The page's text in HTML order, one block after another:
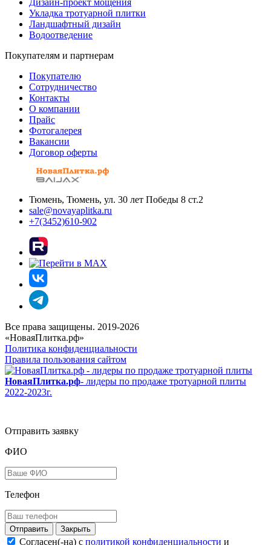
Дизайн-проект мощения
Укладка тротуарной плитки
Ландшафтный дизайн
Водоотведение
Покупателям и партнерам
Покупателю
Сотрудничество
Контакты
О компании
Прайс
Фотогалерея
Вакансии
Договор оферты
Тюмень, Тюмень, ул. 30 лет Победы 8 ст.2
sale@novayaplitka.ru
+7(3452)610-902
Все права защищены. 2019-2026
«НоваяПлитка.рф»
Политика конфиденциальности
Правила пользования сайтом
НоваяПлитка.рф- лидеры по продаже тротуарной плиты
2022-2023г.
Отправить заявку
ФИО
Телефон
Закрыть
Согласен(-на) c политикой конфиденциальности и